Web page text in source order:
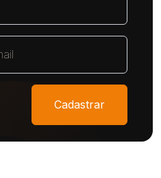
Cadastrar